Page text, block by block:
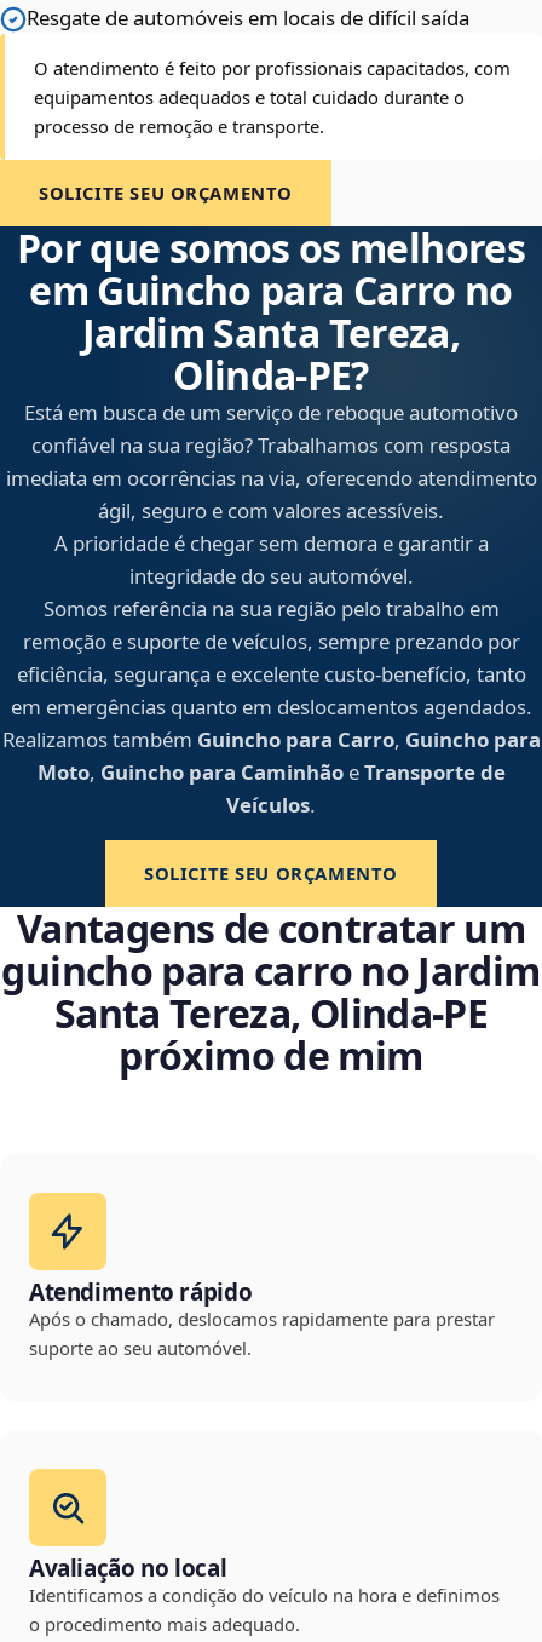
Resgate de automóveis em locais de difícil saída
O atendimento é feito por profissionais capacitados, com
equipamentos adequados e total cuidado durante o
processo de remoção e transporte.
SOLICITE SEU ORÇAMENTO
Por que somos os melhores
em Guincho para Carro no
Jardim Santa Tereza,
Olinda‑PE?
Está em busca de um serviço de reboque automotivo
confiável na sua região? Trabalhamos com resposta
imediata em ocorrências na via, oferecendo atendimento
ágil, seguro e com valores acessíveis.
A prioridade é chegar sem demora e garantir a
integridade do seu automóvel.
Somos referência na sua região pelo trabalho em
remoção e suporte de veículos, sempre prezando por
eficiência, segurança e excelente custo-benefício, tanto
em emergências quanto em deslocamentos agendados.
Realizamos também Guincho para Carro, Guincho para
Moto, Guincho para CaminhãoeTransporte de
Veículos.
SOLICITE SEU ORÇAMENTO
Vantagens de contratar um
guincho para carro no Jardim
Santa Tereza, Olinda‑PE
próximo de mim
Atendimento rápido
Após o chamado, deslocamos rapidamente para prestar
suporte ao seu automóvel.
Avaliação no local
Identificamos a condição do veículo na hora e definimos
o procedimento mais adequado.